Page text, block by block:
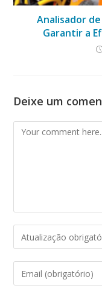
Analisador
Garantir a
Deixe um
Comment
Enter
your
name
Enter
your